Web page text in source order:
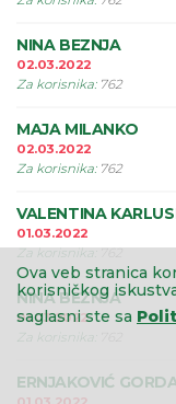
NINA BEZNJA
02.03.2022
Za korisnika: 762
MAJA MILANKO
02.03.2022
Za korisnika: 762
VALENTINA
01.03.2022
Za korisnika
NINA BEZNJA
01.03.2022
Za korisnika
ERNJAKOVIĆ
Ova veb stranica
korisničkog
saglasni ste sa